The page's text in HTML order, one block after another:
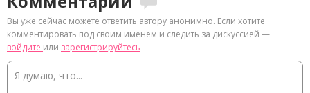
Вы уже сейчас можете ответить автору анонимно. Если хотите
комментировать под своим именем и следить за дискуссией —
войдите или зарегистрируйтесь